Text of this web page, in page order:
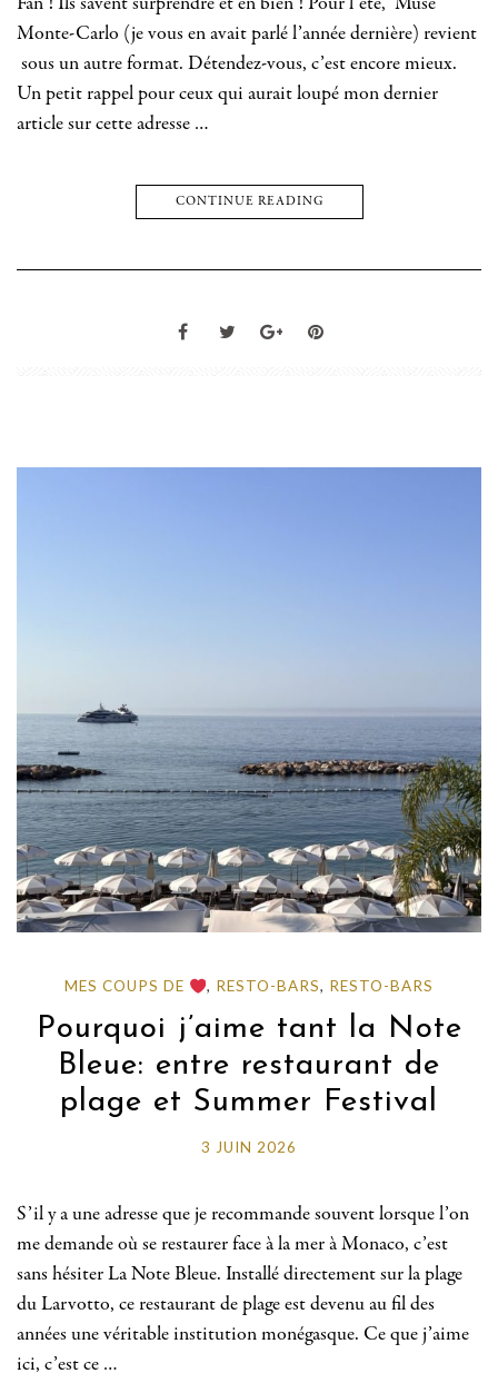
Fan ! Ils savent surprendre et en bien ! Pour l’été, Muse
Monte-Carlo (je vous en avait parlé l’année dernière) revient
sous un autre format. Détendez-vous, c’est encore mieux.
Un petit rappel pour ceux qui aurait loupé mon dernier
article sur cette adresse …
CONTINUE READING
MES COUPS DE , RESTO-BARS, RESTO-BARS
Pourquoi j’aime tant la Note
Bleue: entre restaurant de
plage et Summer Festival
3 JUIN 2026
S’il y a une adresse que je recommande souvent lorsque l’on
me demande où se restaurer face à la mer à Monaco, c’est
sans hésiter La Note Bleue. Installé directement sur la plage
du Larvotto, ce restaurant de plage est devenu au fil des
années une véritable institution monégasque. Ce que j’aime
ici, c’est ce …